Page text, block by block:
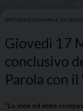
PASTORALE GIOVANILE
Giovedì 17
conclusivo
Parola con
“Lo vide ed ebbe